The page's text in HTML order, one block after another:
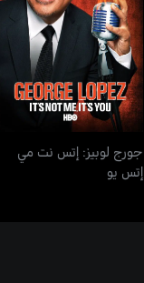
جورج لوبيز: إتس نت مي
إتس يو
جورج لوبيز: إتس نت مي
إتس يو